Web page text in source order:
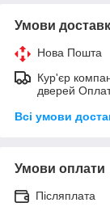
Умови
Нова Пошта
Кур'єр
дверей
Всі умови
Умови оплати
Післяплата